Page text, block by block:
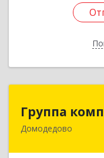
Группа
Домодедово
Группа
142001,